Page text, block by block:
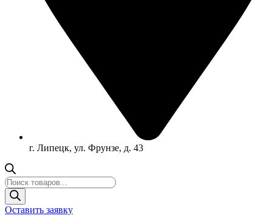
г. Липецк, ул. Фрунзе, д. 43
Поиск
товаров
Оставить заявку